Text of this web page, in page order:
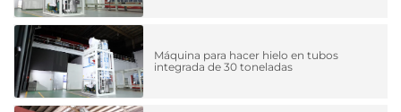
Máquina para hacer hielo en tubos
integrada de 30 toneladas